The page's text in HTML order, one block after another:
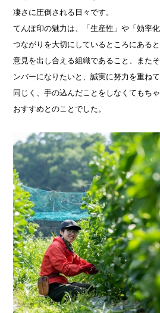
凄さに圧倒される日々です。
てんぽ印の魅力は、「生産性」や「効率
つながりを大切にしているところにある
意見を出し合える組織であること、また
ンバーになりたいと、誠実に努力を重ね
同じく、手の込んだことをしなくてもち
おすすめとのことでした。